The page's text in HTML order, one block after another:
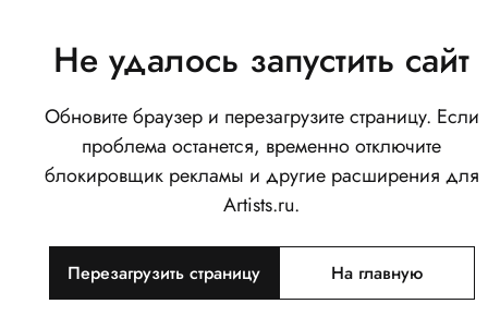
Не удалось запустить сайт
Обновите браузер и перезагрузите страницу. Если
проблема останется, временно отключите
блокировщик рекламы и другие расширения для
Artists.ru.
Перезагрузить страницу На главную